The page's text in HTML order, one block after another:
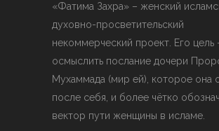
«Фатима Захра» – женский
духовно-просветительский
некоммерческий проект. Его цель
осмыслить послание дочери
Мухаммада (мир ей), которое она
после себя, и более чётко
вектор пути женщины в исламе.